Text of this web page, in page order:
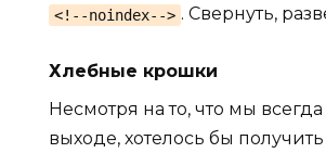
<!--noindex--> . Свернуть,
Хлебные крошки
Несмотря на то, что мы
выходе, хотелось бы